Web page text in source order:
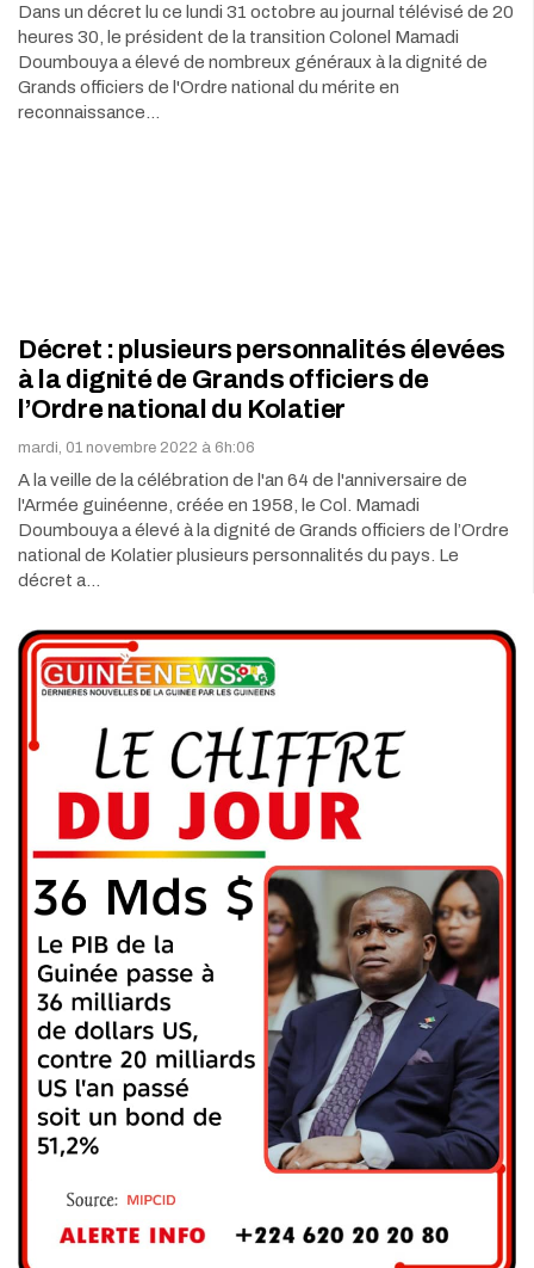
Dans un décret lu ce lundi 31 octobre au journal télévisé de 20
heures 30, le président de la transition Colonel Mamadi
Doumbouya a élevé de nombreux généraux à la dignité de
Grands officiers de l'Ordre national du mérite en
reconnaissance…
Décret : plusieurs personnalités élevées
à la dignité de Grands officiers de
l’Ordre national du Kolatier
mardi, 01 novembre 2022 à 6h:06
A la veille de la célébration de l'an 64 de l'anniversaire de
l'Armée guinéenne, créée en 1958, le Col. Mamadi
Doumbouya a élevé à la dignité de Grands officiers de l’Ordre
national de Kolatier plusieurs personnalités du pays. Le
décret a…